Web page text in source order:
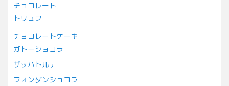
チョコレート
トリュフ
チョコレートケーキ
ガトーショコラ
ザッハトルテ
フォンダンショコラ